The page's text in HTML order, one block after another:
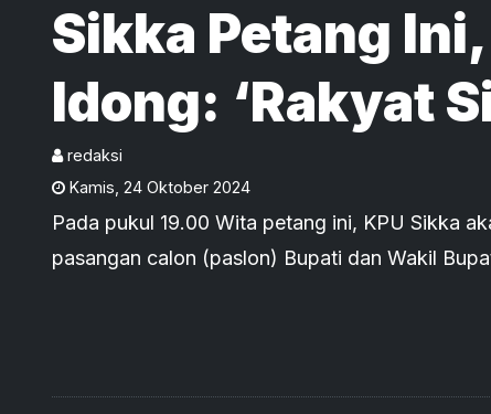
Sikka Petang
Idong: ‘Rakyat
Kita Lanjutkan
redaksi
Kamis 24 Oktober 2024
Pada pukul 19.00 Wita petang ini, KPU Sikka
pasangan calon (paslon) Bupati dan Wakil